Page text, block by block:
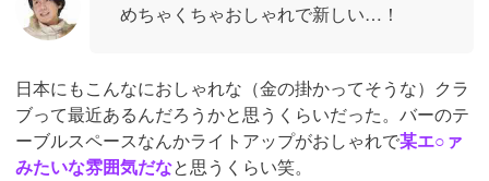
めちゃくちゃおしゃれで新しい…！
日本にもこんなにおしゃれな（金の掛かってそうな）クラ
ブって最近あるんだろうかと思うくらいだった。バーのテ
ーブルスペースなんかライトアップがおしゃれで某エ○ァ
みたいな雰囲気だなと思うくらい笑。